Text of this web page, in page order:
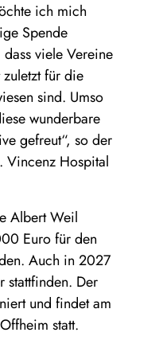
ich mich
Spende
dass viele Vereine
für die
sind. Umso
wunderbare
gefreut“, so der
Vincenz Hospital
Albert Weil
Euro für den
Auch in 2027
stattfinden. Der
und findet am
statt.